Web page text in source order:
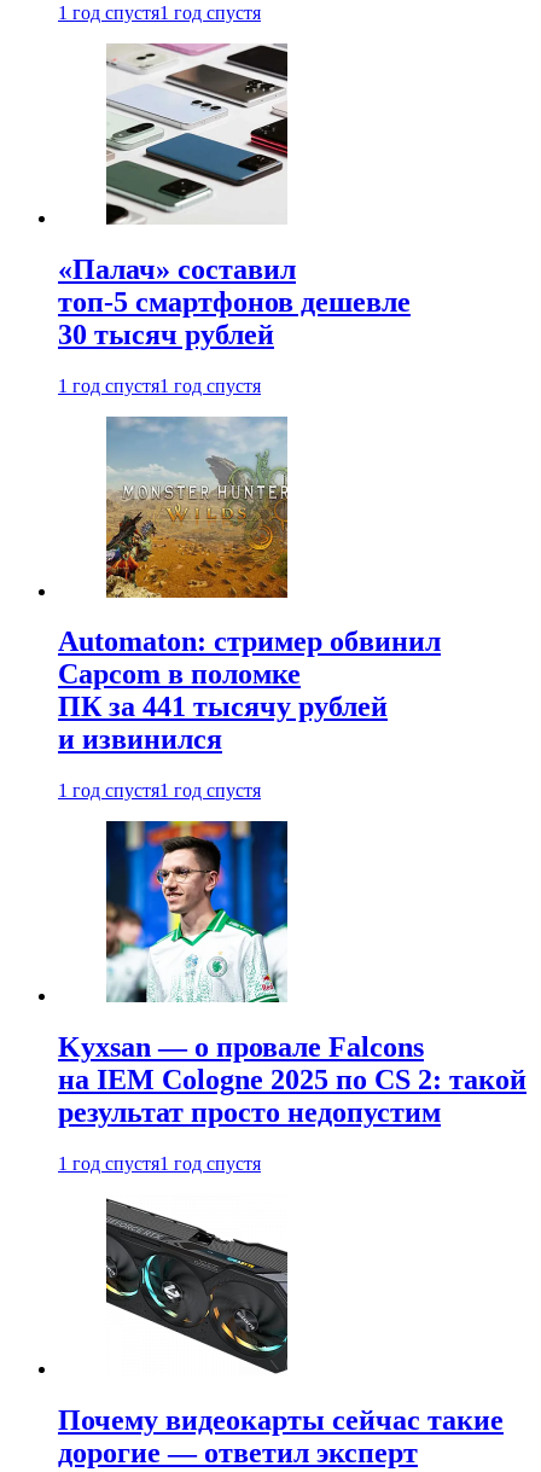
1 год спустя1 год спустя
«Палач» составил
топ-5 смартфонов дешевле
30 тысяч рублей
1 год спустя1 год спустя
Automaton: стример обвинил
Capcom в поломке
ПК за 441 тысячу рублей
и извинился
1 год спустя1 год спустя
Kyxsan — о провале Falcons
на IEM Cologne 2025 по CS 2: такой
результат просто недопустим
1 год спустя1 год спустя
Почему видеокарты сейчас такие
дорогие — ответил эксперт